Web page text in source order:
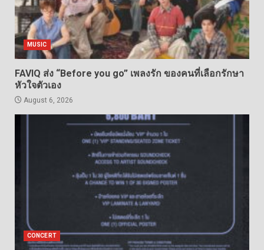
MUSIC
FAVIQ ส่ง “Before you go” เพลงรัก ของคนที่เลือกรักษา
หัวใจตัวเอง
August 6, 2026
CONCERT